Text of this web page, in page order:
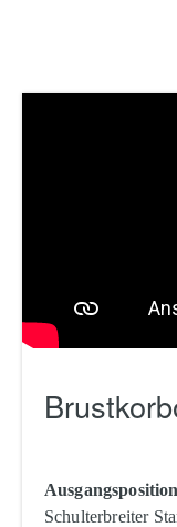
Schulterbreiter